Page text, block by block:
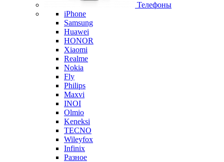
Телефоны
iPhone
Samsung
Huawei
HONOR
Xiaomi
Realme
Nokia
Fly
Philips
Maxvi
INOI
Olmio
Keneksi
TECNO
Wileyfox
Infinix
Разное